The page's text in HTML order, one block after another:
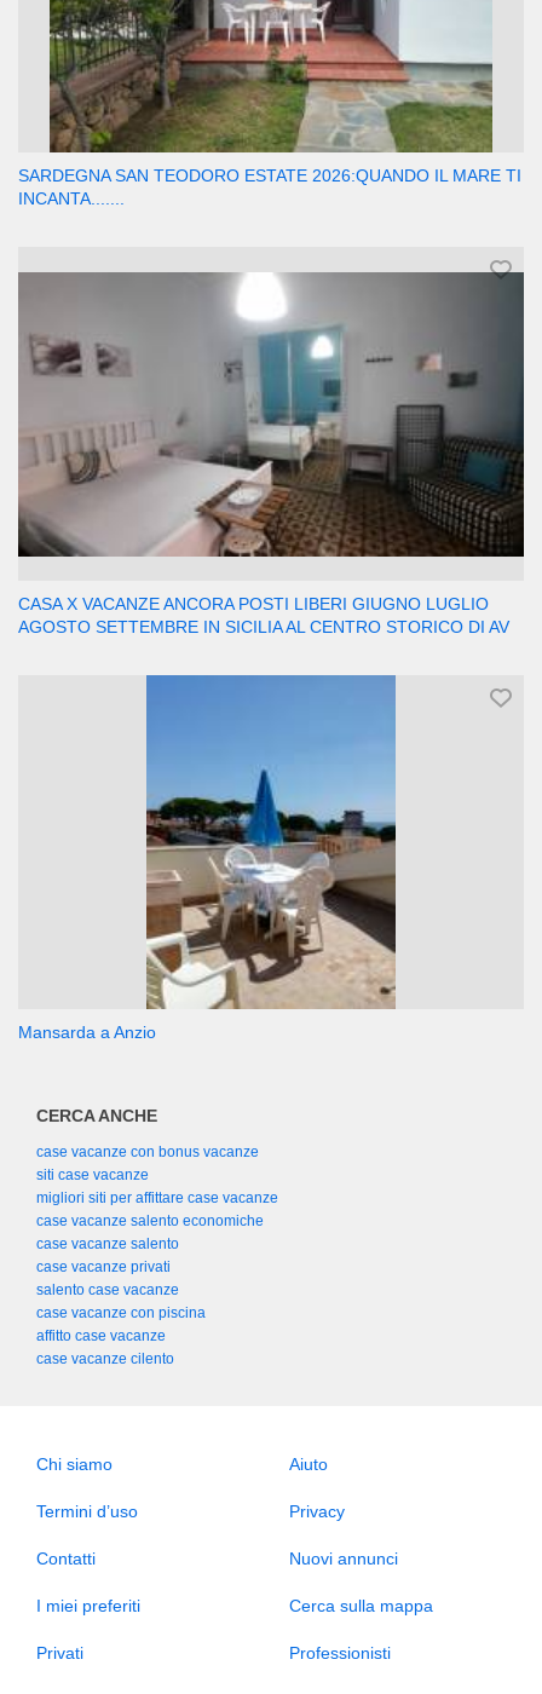
SARDEGNA SAN TEODORO ESTATE 2026:QUANDO IL MARE TI
INCANTA.......
CASA X VACANZE ANCORA POSTI LIBERI GIUGNO LUGLIO
AGOSTO SETTEMBRE IN SICILIA AL CENTRO STORICO DI AV
Mansarda a Anzio
CERCA ANCHE
case vacanze con bonus vacanze
siti case vacanze
migliori siti per affittare case vacanze
case vacanze salento economiche
case vacanze salento
case vacanze privati
salento case vacanze
case vacanze con piscina
affitto case vacanze
case vacanze cilento
Chi siamo Aiuto
Termini d’uso Privacy
Contatti Nuovi annunci
I miei preferiti Cerca sulla mappa
Privati Professionisti